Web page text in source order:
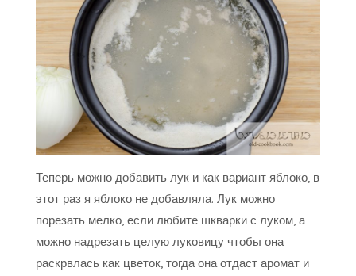
Теперь можно добавить лук и как вариант яблоко, в
этот раз я яблоко не добавляла. Лук можно
порезать мелко, если любите шкварки с луком, а
можно надрезать целую луковицу чтобы она
раскрвлась как цветок, тогда она отдаст аромат и